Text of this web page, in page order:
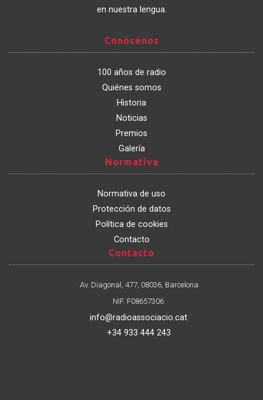
en nuestra lengua.
Conócenos
100 años de radio
Quiénes somos
Historia
Noticias
Premios
Galería
Normativa
Normativa de uso
Protección de datos
Política de cookies
Contacto
Contacto
Av. Diagonal, 477, 08036, Barcelona
NIF. F08657306
info@radioassociacio.cat
+34 933 444 243